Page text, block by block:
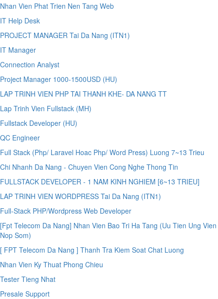
Nhan Vien Phat Trien Nen Tang Web
IT Help Desk
PROJECT MANAGER Tai Da Nang (ITN1)
IT Manager
Connection Analyst
Project Manager 1000-1500USD (HU)
LAP TRINH VIEN PHP TAI THANH KHE- DA NANG TT
Lap Trinh Vien Fullstack (MH)
Fullstack Developer (HU)
QC Engineer
Full Stack (Php/ Laravel Hoac Php/ Word Press) Luong 7~13 Trieu
Chi Nhanh Da Nang - Chuyen Vien Cong Nghe Thong Tin
FULLSTACK DEVELOPER - 1 NAM KINH NGHIEM [6~13 TRIEU]
LAP TRINH VIEN WORDPRESS Tai Da Nang (ITN1)
Full-Stack PHP/Wordpress Web Developer
[Fpt Telecom Da Nang] Nhan Vien Bao Tri Ha Tang (Uu Tien Ung Vien
Nop Som)
[ FPT Telecom Da Nang ] Thanh Tra Kiem Soat Chat Luong
Nhan Vien Ky Thuat Phong Chieu
Tester Tieng Nhat
Presale Support